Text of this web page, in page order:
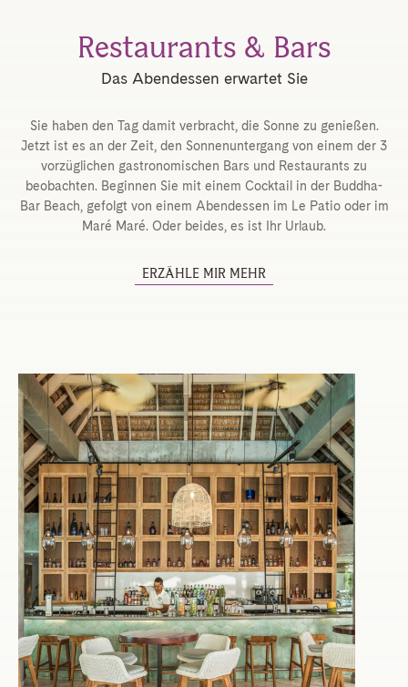
Restaurants & Bars
Das Abendessen erwartet Sie
Sie haben den Tag damit verbracht, die Sonne zu genießen.
Jetzt ist es an der Zeit, den Sonnenuntergang von einem der 3
vorzüglichen gastronomischen Bars und Restaurants zu
beobachten. Beginnen Sie mit einem Cocktail in der Buddha-
Bar Beach, gefolgt von einem Abendessen im Le Patio oder im
Maré Maré. Oder beides, es ist Ihr Urlaub.
ERZÄHLE MIR MEHR